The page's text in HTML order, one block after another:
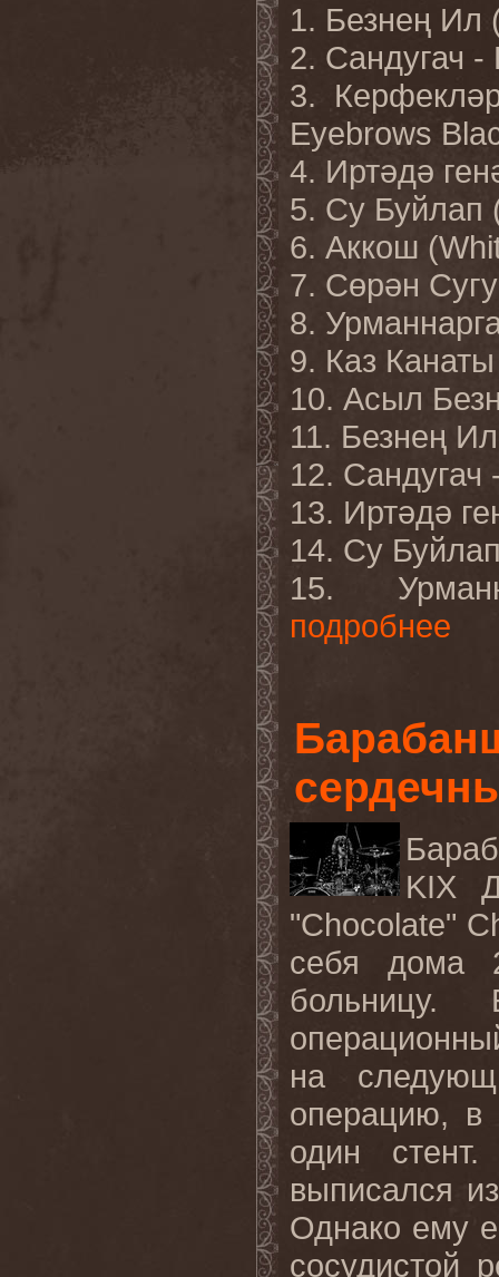
1. Безнең Ил
2. Сандугач -
3.
Eyebrows
4. Иртәдә
5. Су Буйлап
6. Аккош
7. Сөрән
8.
9. Каз
10. Асыл
11. Безнең
12. Сандугач
13. Иртәдә
14. Су
15.
подробнее
KIX
"Chocolate"
себя дома
на
операцию, в
один
выписался
Однако ему
сосудистой